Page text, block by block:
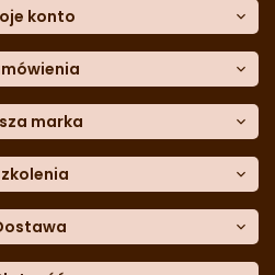
stacjonarny
kontaktowy
Blog
601 767 272
prywatności
cookies
reklamacji
zwrotów
cyfrowa
konto
dane
zamówień
ulubionych
rabaty
płatności
do przelewu
reklamacji
zwrotu
marka
Gelato
CDN
of Baker Arts